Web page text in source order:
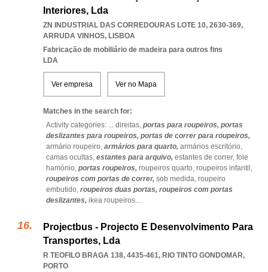
Interiores, Lda
ZN INDUSTRIAL DAS CORREDOURAS LOTE 10, 2630-369,
ARRUDA VINHOS, LISBOA
Fabricação de mobiliário de madeira para outros fins
LDA
Ver empresa Ver no Mapa
Matches in the search for:
Activity categories: ... direitas, portas para roupeiros, portas
deslizantes para roupeiros, portas de correr para roupeiros,
armário roupeiro, armários para quarto, armários escritório,
camas ocultas, estantes para arquivo, estantes de correr, fole
hamónio, portas roupeiros, roupeiros quarto, roupeiros infantil,
roupeiros com portas de correr, sob medida, roupeiro
embutido, roupeiros duas portas, roupeiros com portas
deslizantes, ikea roupeiros...
Projectbus - Projecto E Desenvolvimento Para
Transportes, Lda
R TEOFILO BRAGA 138, 4435-461, RIO TINTO GONDOMAR,
PORTO